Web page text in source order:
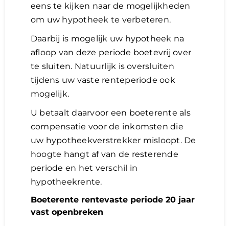
eens te kijken naar de mogelijkheden
om uw hypotheek te verbeteren.
Daarbij is mogelijk uw hypotheek na
afloop van deze periode boetevrij over
te sluiten. Natuurlijk is oversluiten
tijdens uw vaste renteperiode ook
mogelijk.
U betaalt daarvoor een boeterente als
compensatie voor de inkomsten die
uw hypotheekverstrekker misloopt. De
hoogte hangt af van de resterende
periode en het verschil in
hypotheekrente.
Boeterente rentevaste periode 20 jaar
vast openbreken